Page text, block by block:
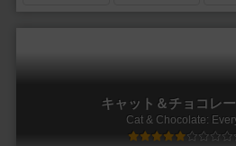
キャット＆チョコレ
Cat & Chocolate: